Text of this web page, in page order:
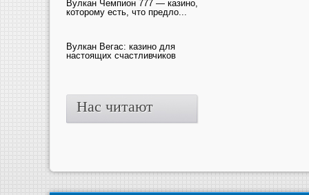
Вулкан Чемпион 777 — казино,
которому есть, что предло...
Вулкан Вегас: казино для
настоящих счастливчиков
Нас читают